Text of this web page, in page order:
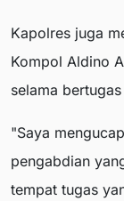
Kapolres juga
Kompol Aldino
selama
"Saya
pengabdian
tempat tugas